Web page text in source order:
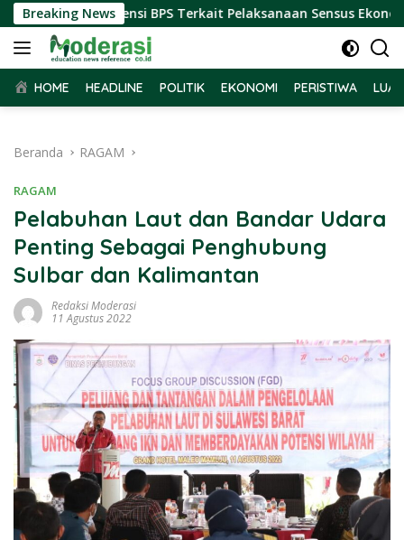
Langsung
ke
konten
Breaking News
Audiensi BPS Terkait Pelaksanaan Sensus Ekonomi 2026
HOME HEADLINE POLITIK EKONOMI PERISTIWA
Beranda RAGAM
RAGAM
Pelabuhan Laut dan Bandar Udara
Penting Sebagai Penghubung
Sulbar dan Kalimantan
Redaksi Moderasi
11 Agustus 2022